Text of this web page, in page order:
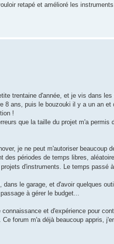
retapé et amélioré les
trentaine d'année, et je vis dans les
8 ans, puis le bouzouki il y a un an
!
que la taille du projet m'a permis
je ne peut m'autoriser beaucoup
des périodes de temps libres,
d'instruments. Le temps passé
le garage, et d'avoir quelques
à gérer le budget...
et d'expérience pour
forum m'a déjà beaucoup appris,